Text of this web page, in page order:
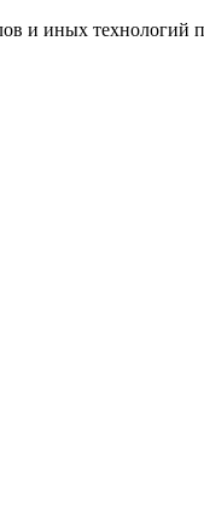
и иных технологий